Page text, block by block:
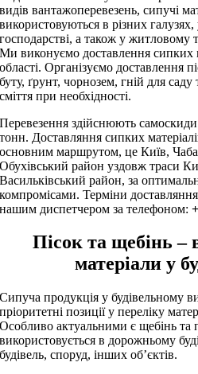
видів вантажоперевезень, сипучі
використовуються в різних
господарстві, а також у житловому
Ми виконуємо доставлення сипких
області. Організуємо доставлення
буту, ґрунт, чорнозем, гній для
сміття при необхідності.
Перевезення здійснюють
тонн. Доставляння сипких
основним маршрутом, це Київ,
Обухівський район уздовж траси
Васильківський район, за
компромісами. Терміни
нашим диспетчером за телефоном:
Пісок та щебінь –
матеріали у
Сипуча продукція у будівельному
пріоритетні позиції у переліку
Особливо актуальними є щебінь та
використовується в дорожньому
будівель, споруд, інших об’єктів.